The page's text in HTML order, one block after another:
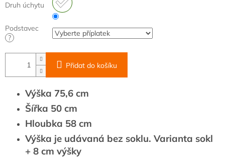
Druh úchytu
Podstavec
?
Přidat do košíku
Výška 75,6 cm
Šířka 50 cm
Hloubka 58 cm
Výška je udávaná bez soklu. Varianta sokl
+ 8 cm výšky